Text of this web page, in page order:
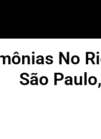
No
São